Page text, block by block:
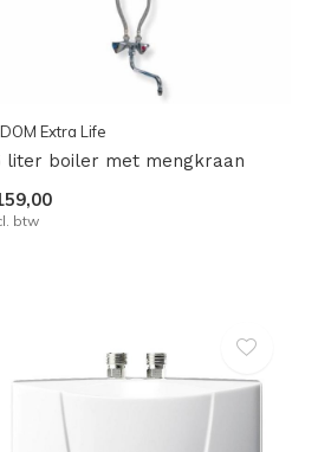
Extra Life
liter boiler met mengkraan
btw